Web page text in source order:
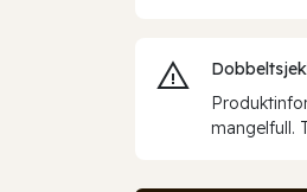
mangelfull.